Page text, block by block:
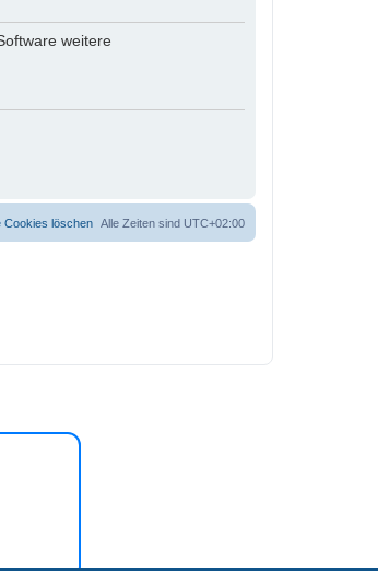
weitere
Alle Zeiten sind UTC+02:00
Cookies löschen